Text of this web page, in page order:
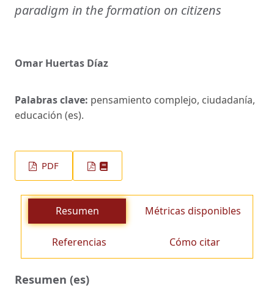
paradigm in the formation on citizens
Omar Huertas Díaz
Palabras clave: pensamiento complejo, ciudadanía,
educación (es).
PDF
Resumen Métricas disponibles
Referencias Cómo citar
Resumen (es)